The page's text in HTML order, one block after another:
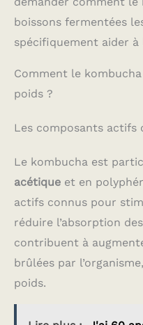
boissons fermentées
spécifiquement aider à
Comment le
poids ?
Les composants actifs
Le kombucha est
acétique et en
actifs connus pour
réduire l’absorption
contribuent à
brûlées par
poids.